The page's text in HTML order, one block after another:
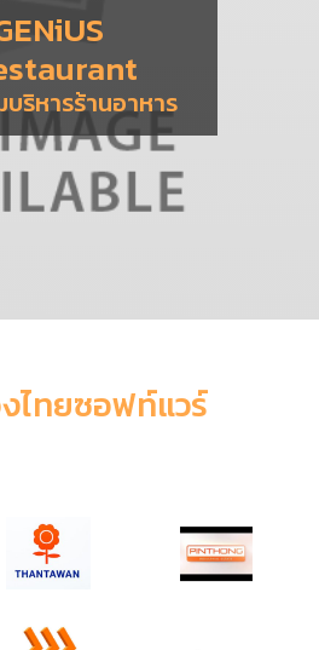
บริหารร้านอาหาร
ไทยซอฟท์แวร์